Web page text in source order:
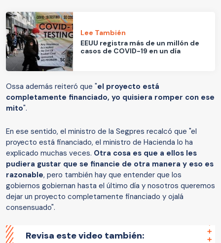
Lee También
EEUU registra más de un millón de
casos de COVID-19 en un día
Ossa además reiteró que "el proyecto está
completamente financiado, yo quisiera romper con ese
mito".
En ese sentido, el ministro de la Segpres recalcó que "el
proyecto está financiado, el ministro de Hacienda lo ha
explicado muchas veces. Otra cosa es que a ellos les
pudiera gustar que se financie de otra manera y eso es
razonable, pero también hay que entender que los
gobiernos gobiernan hasta el último día y nosotros queremos
dejar un proyecto completamente financiado y ojalá
consensuado".
Revisa este video también: